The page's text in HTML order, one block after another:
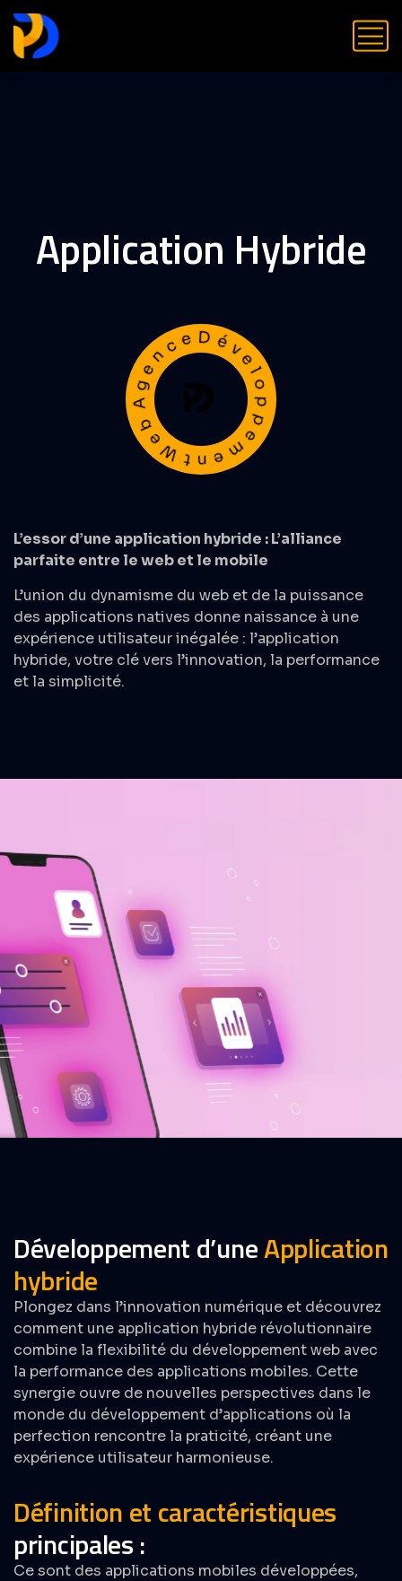
Application Hybride
AgenceDéveloppementWeb
L’essor d’une application hybride : L’alliance
parfaite entre le web et le mobile
L’union du dynamisme du web et de la puissance
des applications natives donne naissance à une
expérience utilisateur inégalée : l’application
hybride, votre clé vers l’innovation, la performance
et la simplicité.
Développement d’uneApplication
hybride
Plongez dans l’innovation numérique et découvrez
comment une application hybride révolutionnaire
combine la flexibilité du développement web avec
la performance des applications mobiles. Cette
synergie ouvre de nouvelles perspectives dans le
monde du développement d’applications où la
perfection rencontre la praticité, créant une
expérience utilisateur harmonieuse.
Définition et caractéristiques
principales :​
Ce sont des applications mobiles développées,